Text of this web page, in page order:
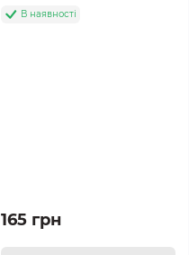
В наявності
165 грн